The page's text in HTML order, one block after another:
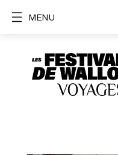
MENU